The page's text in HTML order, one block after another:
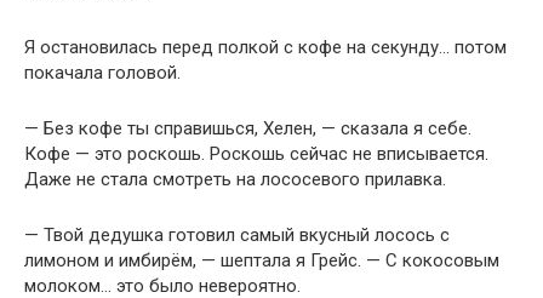
Я остановилась перед полкой с кофе на секунду… потом
покачала головой.
— Без кофе ты справишься, Хелен, — сказала я себе.
Кофе — это роскошь. Роскошь сейчас не вписывается.
Даже не стала смотреть на лососевого прилавка.
— Твой дедушка готовил самый вкусный лосось с
лимоном и имбирём, — шептала я Грейс. — С кокосовым
молоком… это было невероятно.